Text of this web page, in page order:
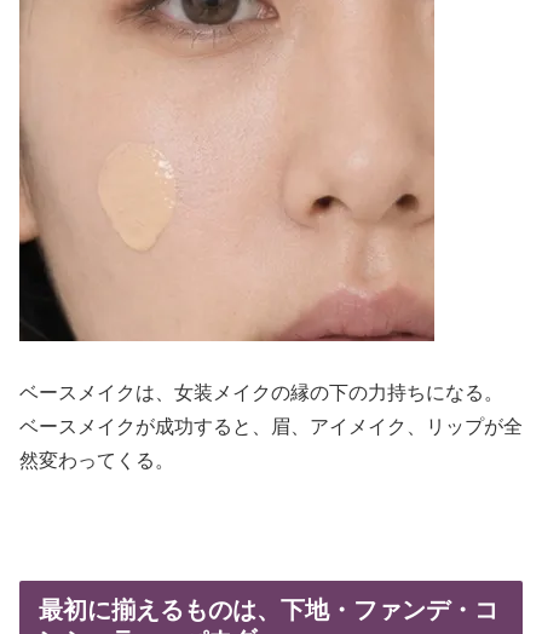
ベースメイクは、女装メイクの縁の下の力持ちになる。
ベースメイクが成功すると、眉、アイメイク、リップが全
然変わってくる。
最初に揃えるものは、下地・ファンデ・コ